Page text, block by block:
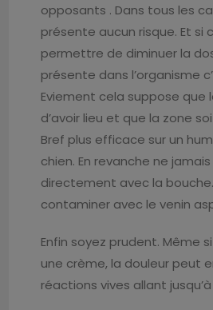
opposants . Dans tous les
présente aucun risque. Et si
permettre de diminuer la
présente dans l’organisme
Eviement cela suppose que
d’avoir lieu et que la zone
Bref plus efficace sur un
chien. En revanche ne
directement avec la
contaminer avec le venin
Enfin soyez prudent. Même
une crème, la douleur peut
réactions vives allant